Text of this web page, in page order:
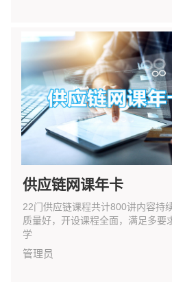
供应链网课年卡
22门供应链课程共计800讲内容持
质量好，开设课程全面，满足多要
学
管理员